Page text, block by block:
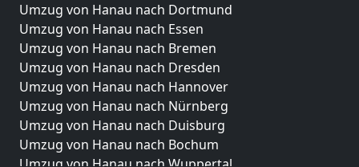
Umzug von Hanau nach Dortmund
Umzug von Hanau nach Essen
Umzug von Hanau nach Bremen
Umzug von Hanau nach Dresden
Umzug von Hanau nach Hannover
Umzug von Hanau nach Nürnberg
Umzug von Hanau nach Duisburg
Umzug von Hanau nach Bochum